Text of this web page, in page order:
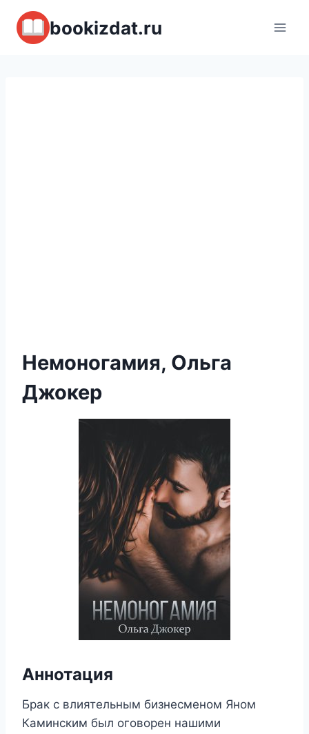
Перейти
содержимому
bookizdat.ru
Немоногамия, Ольга
Джокер
Аннотация
Брак с влиятельным бизнесменом Яном
Каминским был оговорен нашими